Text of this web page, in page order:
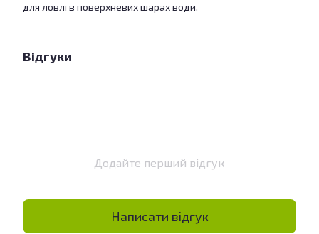
для ловлі в поверхневих шарах води.
Відгуки
Додайте перший відгук
Написати відгук